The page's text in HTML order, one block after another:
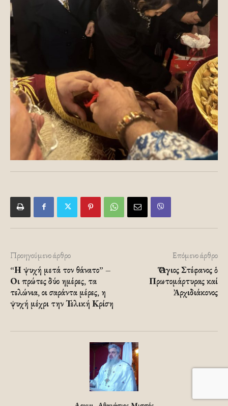
Προηγούμενο άρθρο
“Η ψυχή μετά τον θάνατο” –
Οι πρώτες δύο ημέρες, τα
τελώνια, οι σαράντα μέρες, η
ψυχή μέχρι την Τελική Κρίση
Επόμενο άρθρο
Ὁ Ἅγιος Στέφανος ὁ
Πρωτομάρτυρας καί
Ἀρχιδιάκονος